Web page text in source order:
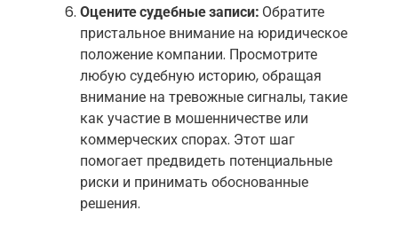
Оцените судебные записи: Обратите
пристальное внимание на юридическое
положение компании. Просмотрите
любую судебную историю, обращая
внимание на тревожные сигналы, такие
как участие в мошенничестве или
коммерческих спорах. Этот шаг
помогает предвидеть потенциальные
риски и принимать обоснованные
решения.